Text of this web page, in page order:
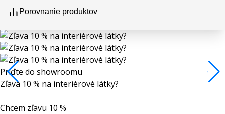
Porovnanie produktov
Príďte do showroomu
Zľava 10 % na interiérové látky?
Chcem zľavu 10 %